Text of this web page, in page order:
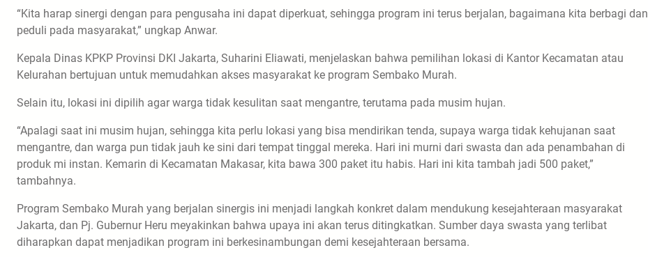
“Kita harap sinergi dengan para pengusaha ini dapat diperkuat, sehingga program ini terus berjalan, bagaimana kita berbagi dan
peduli pada masyarakat,” ungkap Anwar.
Kepala Dinas KPKP Provinsi DKI Jakarta, Suharini Eliawati, menjelaskan bahwa pemilihan lokasi di Kantor Kecamatan atau
Kelurahan bertujuan untuk memudahkan akses masyarakat ke program Sembako Murah.
Selain itu, lokasi ini dipilih agar warga tidak kesulitan saat mengantre, terutama pada musim hujan.
“Apalagi saat ini musim hujan, sehingga kita perlu lokasi yang bisa mendirikan tenda, supaya warga tidak kehujanan saat
mengantre, dan warga pun tidak jauh ke sini dari tempat tinggal mereka. Hari ini murni dari swasta dan ada penambahan di
produk mi instan. Kemarin di Kecamatan Makasar, kita bawa 300 paket itu habis. Hari ini kita tambah jadi 500 paket,”
tambahnya.
Program Sembako Murah yang berjalan sinergis ini menjadi langkah konkret dalam mendukung kesejahteraan masyarakat
Jakarta, dan Pj. Gubernur Heru meyakinkan bahwa upaya ini akan terus ditingkatkan. Sumber daya swasta yang terlibat
diharapkan dapat menjadikan program ini berkesinambungan demi kesejahteraan bersama.